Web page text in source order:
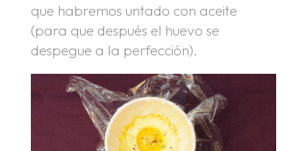
que habremos untado con aceite
(para que después el huevo se
despegue a la perfección).